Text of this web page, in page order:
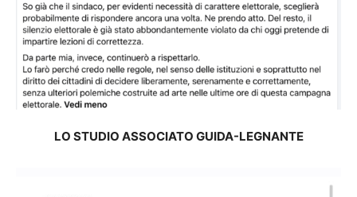
LO STUDIO ASSOCIATO GUIDA-LEGNANTE